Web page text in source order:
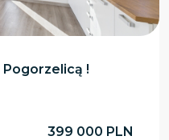
!
399 000 PLN